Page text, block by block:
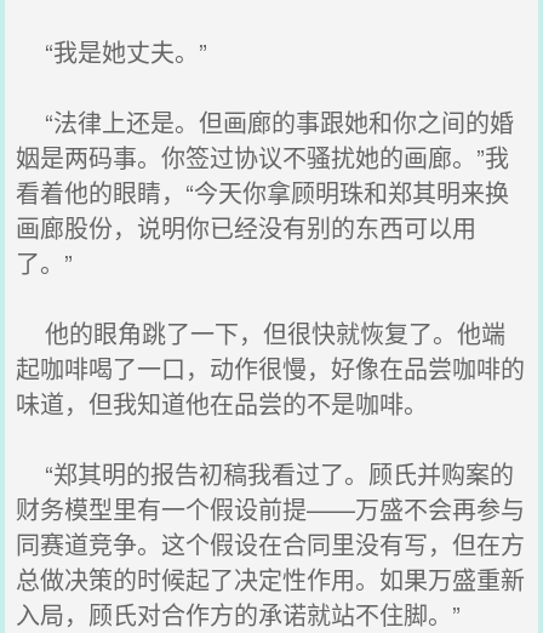
“我是她丈夫。”
“法律上还是。但画廊的事跟她和你之间的婚
姻是两码事。你签过协议不骚扰她的画廊。”我
看着他的眼睛，“今天你拿顾明珠和郑其明来换
画廊股份，说明你已经没有别的东西可以用
了。”
他的眼角跳了一下，但很快就恢复了。他端
起咖啡喝了一口，动作很慢，好像在品尝咖啡的
味道，但我知道他在品尝的不是咖啡。
“郑其明的报告初稿我看过了。顾氏并购案的
财务模型里有一个假设前提——万盛不会再参与
同赛道竞争。这个假设在合同里没有写，但在方
总做决策的时候起了决定性作用。如果万盛重新
入局，顾氏对合作方的承诺就站不住脚。”